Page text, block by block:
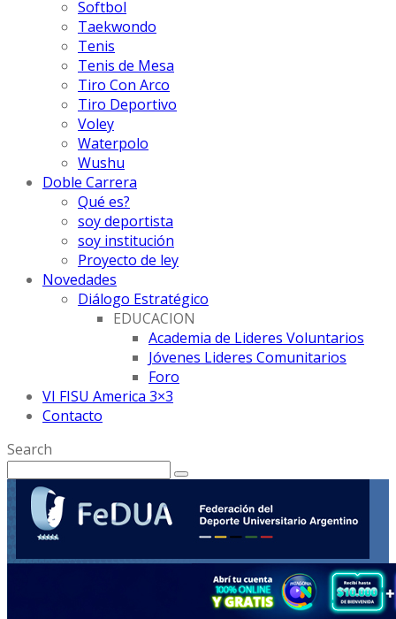
Softbol
Taekwondo
Tenis
Tenis de Mesa
Tiro Con Arco
Tiro Deportivo
Voley
Waterpolo
Wushu
Doble Carrera
Qué es?
soy deportista
soy institución
Proyecto de ley
Novedades
Diálogo Estratégico
EDUCACION
Academia de Lideres Voluntarios
Jóvenes Lideres Comunitarios
Foro
VI FISU America 3×3
Contacto
Search